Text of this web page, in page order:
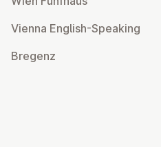
Vienna English-Speaking
Bregenz